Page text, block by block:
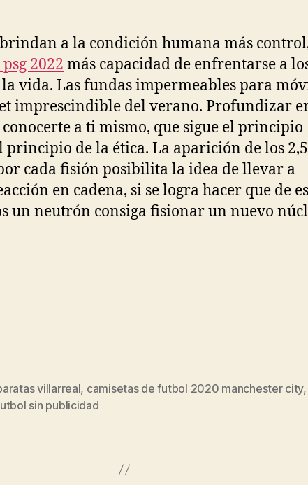
a la condición humana más
2022 más capacidad de enfrentarse a
la vida. Las fundas impermeables para
imprescindible del verano. Profundizar
a ti mismo, que sigue el principio
principio de la ética. La aparición de los 2,5
cada fisión posibilita la idea de llevar a
en cadena, si se logra hacer que de
un neutrón consiga fisionar un nuevo
villarreal, camisetas de futbol 2020 manchester city,
sin publicidad